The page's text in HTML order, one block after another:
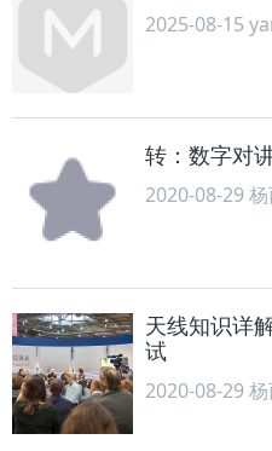
2025-08-15
转：数字对
2020-08-29
天线知识详
试
2020-08-29